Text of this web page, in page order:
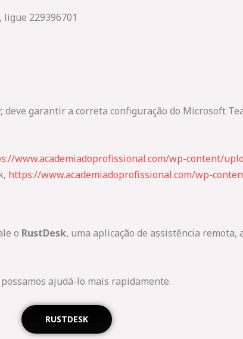
ligue 229396701
deve garantir a correta configuração do Microsoft
www.academiadoprofissional.com/wp-content/
https://www.academiadoprofissional.com/wp-
o RustDesk, uma aplicação de assistência
ajudá-lo mais rapidamente.
RUSTDESK